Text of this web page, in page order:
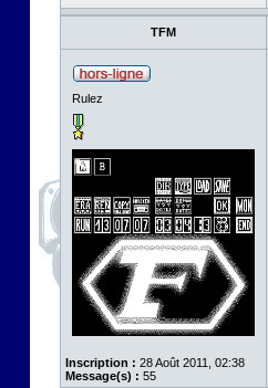
TFM
Rulez
Inscription : 28 Août 2011, 02:38
Message(s) : 55